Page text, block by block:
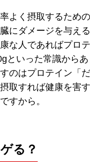
よく摂取するため
にダメージを与え
な人であればプロ
といった常識から
のはプロテイン「
取すれば健康を害
すから。
る？